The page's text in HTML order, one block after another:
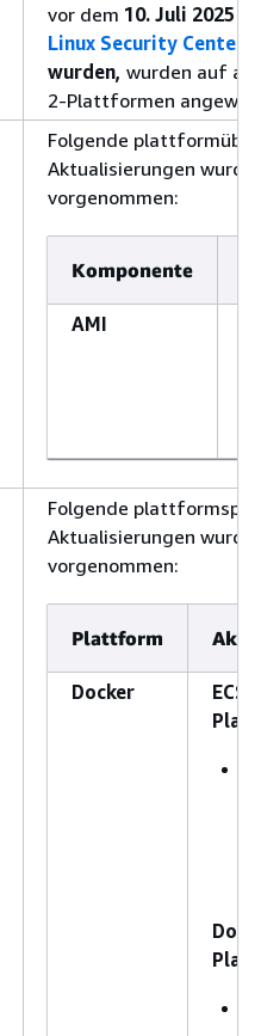
vor dem 10. Juli 2025
Linux Security Center
wurden, wurden auf
2-Plattformen
Folgende
Aktualisierungen
vorgenommen:
Komponente
AMI
Folgende
Aktualisierungen
vorgenommen:
Plattform
Docker